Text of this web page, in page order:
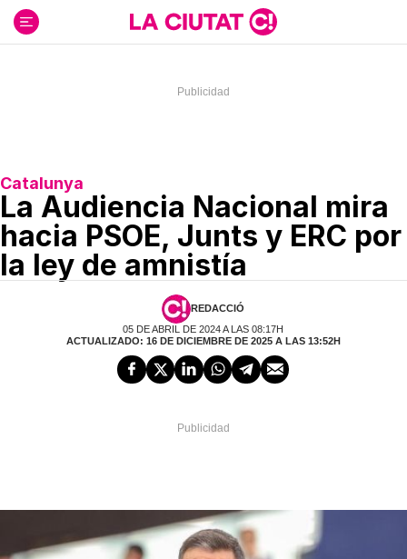
contenido
Catalunya
La Audiencia Nacional mira
hacia PSOE, Junts y ERC por
la ley de amnistía
REDACCIÓ
05 DE ABRIL DE 2024 A LAS 08:17H
ACTUALIZADO: 16 DE DICIEMBRE DE 2025 A LAS 13:52H